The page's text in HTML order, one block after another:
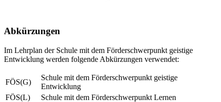
Abkürzungen
Im Lehrplan der Schule mit dem Förderschwerpunkt geistige
Entwicklung werden folgende Abkürzungen verwendet:
FÖS(G)
Schule mit dem Förderschwerpunkt geistige
Entwicklung
FÖS(L)
Schule mit dem Förderschwerpunkt Lernen